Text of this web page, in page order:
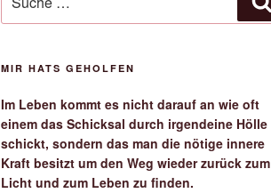
nach:
MIR HATS GEHOLFEN
Im Leben kommt es nicht darauf an wie oft
einem das Schicksal durch irgendeine Hölle
schickt, sondern das man die nötige innere
Kraft besitzt um den Weg wieder zurück zum
Licht und zum Leben zu finden.